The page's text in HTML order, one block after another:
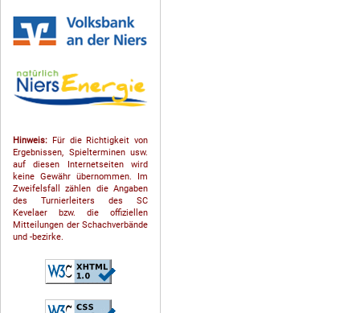
Hinweis: Für die Richtigkeit von
Ergebnissen, Spielterminen usw.
auf diesen Internetseiten wird
keine Gewähr übernommen. Im
Zweifelsfall zählen die Angaben
des Turnierleiters des SC
Kevelaer bzw. die offiziellen
Mitteilungen der Schach­ver­bände
und -bezirke.